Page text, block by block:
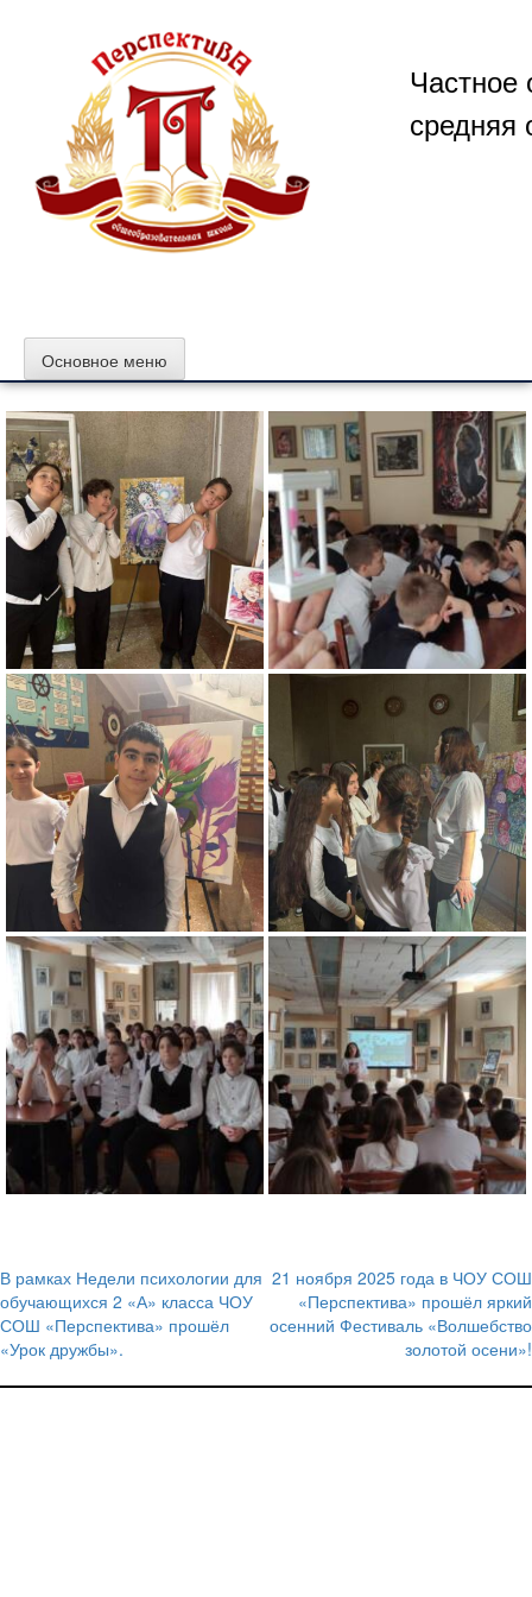
содержимому
Частное
средняя
Основное меню
Навигация
по
В рамках Недели психологии для
обучающихся 2 «А» класса ЧОУ
СОШ «Перспектива» прошёл
«Урок дружбы».
21 ноября 2025 года в ЧОУ СОШ
«Перспектива» прошёл яркий
осенний Фестиваль «Волшебство
золотой осени»!